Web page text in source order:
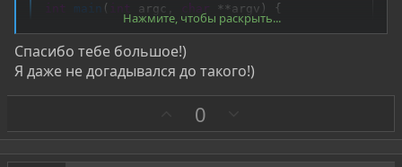
int main ( int argc char * * argv ) {
string yes_or_not;
string s_yes = "yes";
cout << ("You're stupid?\n");
Нажмите, чтобы раскрыть...
Спасибо тебе большое!)
Я даже не догадывался до такого!)
а
0
р
о